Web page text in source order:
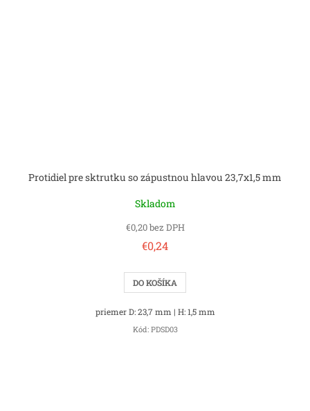
Protidiel pre sktrutku so zápustnou hlavou 23,7x1,5 mm
Skladom
€0,20 bez DPH
€0,24
DO KOŠÍKA
priemer D: 23,7 mm | H: 1,5 mm
Kód: PDSD03